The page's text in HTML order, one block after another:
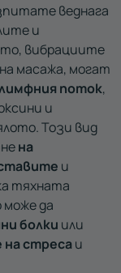
веднага
и
вибрациите
масажа, могат
поток,
и
Този вид
на
и
тяхната
да
болки или
на стреса и